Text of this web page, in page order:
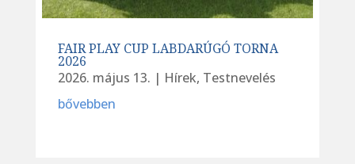
FAIR PLAY CUP LABDARÚGÓ TORNA
2026
2026. május 13. | Hírek, Testnevelés
bővebben